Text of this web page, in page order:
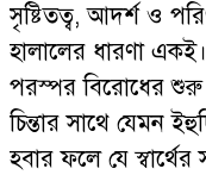
সৃষ্টিতত্ব, আদর্শ ও
হালালের ধারণা
পরস্পর বিরোধের শুরু
চিন্তার সাথে যেমন
হবার ফলে যে স্বার্থের